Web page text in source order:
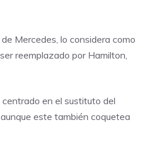
Mercedes, lo considera como
reemplazado por Hamilton,
en el sustituto del
este también coquetea